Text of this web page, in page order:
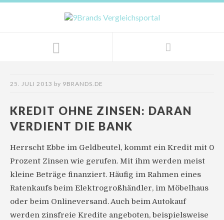
25. JULI 2013 by 9BRANDS.DE
KREDIT OHNE ZINSEN: DARAN
VERDIENT DIE BANK
Herrscht Ebbe im Geldbeutel, kommt ein Kredit mit 0
Prozent Zinsen wie gerufen. Mit ihm werden meist
kleine Beträge finanziert. Häufig im Rahmen eines
Ratenkaufs beim Elektrogroßhändler, im Möbelhaus
oder beim Onlineversand. Auch beim Autokauf
werden zinsfreie Kredite angeboten, beispielsweise